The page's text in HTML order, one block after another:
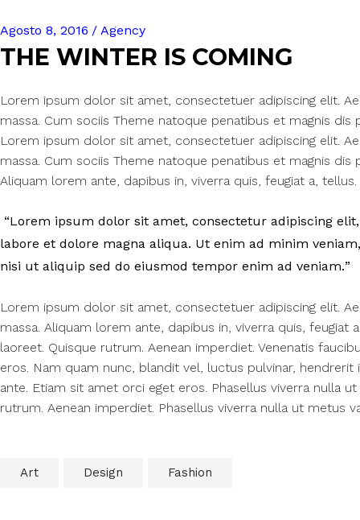
Agosto 8, 2016 Agency
THE WINTER IS COMING
Lorem ipsum dolor sit amet, consectetuer adipiscing elit.
massa. Cum sociis Theme natoque penatibus et magnis
Lorem ipsum dolor sit amet, consectetuer adipiscing elit.
massa. Cum sociis Theme natoque penatibus et magnis
Aliquam lorem ante, dapibus in, viverra quis, feugiat a, tellus.
Lorem ipsum dolor sit amet, consectetur adipiscing
labore et dolore magna aliqua. Ut enim ad minim
nisi ut aliquip sed do eiusmod tempor enim ad veniam.
Lorem ipsum dolor sit amet, consectetuer adipiscing elit.
massa. Aliquam lorem ante, dapibus in, viverra quis, feugiat
laoreet. Quisque rutrum. Aenean imperdiet. Venenatis
eros. Nam quam nunc, blandit vel, luctus pulvinar,
ante. Etiam sit amet orci eget eros. Phasellus viverra nulla
rutrum. Aenean imperdiet. Phasellus viverra nulla ut metus
Art Design Fashion